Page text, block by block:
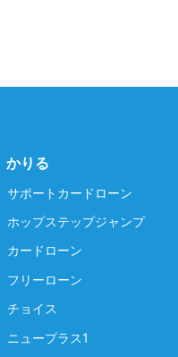
かりる
サポートカードローン
ホップステップジャンプ
カードローン
フリーローン
チョイス
ニュープラス1